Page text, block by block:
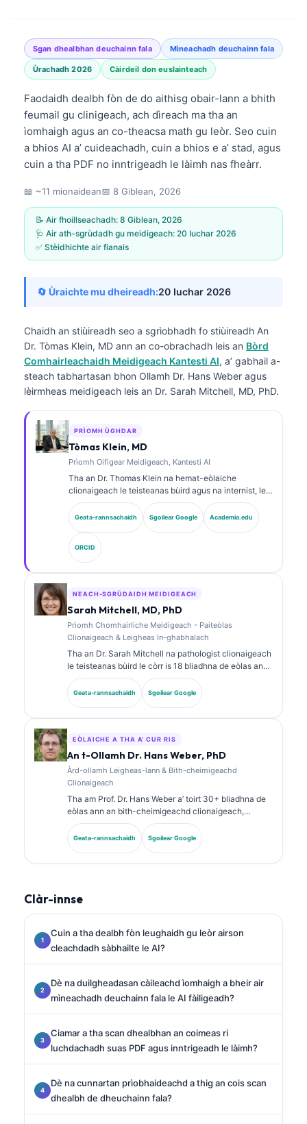
Sgan dhealbhan deuchainn fala Mìneachadh deuchainn fala
Ùrachadh 2026 Càirdeil don euslainteach
Faodaidh dealbh fòn de do aithisg obair-lann a bhith
feumail gu clinigeach, ach dìreach ma tha an
ìomhaigh agus an co-theacsa math gu leòr. Seo cuin
a bhios AI a’ cuideachadh, cuin a bhios e a’ stad, agus
cuin a tha PDF no inntrigeadh le làimh nas fheàrr.
📖 ~11 mionaidean📅 8 Giblean, 2026
📝 Air fhoillseachadh: 8 Giblean, 2026
🩺 Air ath-sgrùdadh gu meidigeach: 20 Iuchar 2026
✅ Stèidhichte air fianais
🔄 Ùraichte mu dheireadh:20 Iuchar 2026
Chaidh an stiùireadh seo a sgrìobhadh fo stiùireadh An
Dr. Tòmas Klein, MD ann an co-obrachadh leis an Bòrd
Comhairleachaidh Meidigeach Kantesti AI, a’ gabhail a-
steach tabhartasan bhon Ollamh Dr. Hans Weber agus
lèirmheas meidigeach leis an Dr. Sarah Mitchell, MD, PhD.
PRÌOMH ÙGHDAR
Tòmas Klein, MD
Prìomh Oifigear Meidigeach, Kantesti AI
Tha an Dr. Thomas Klein na hemat-eòlaiche
clionaigeach le teisteanas bùird agus na internist, le
còrr is 15 bliadhna de eòlas ann an leigheas-lann
agus mion-sgrùdadh clionaigeach le taic bho AI. Mar
Àrd Oifigear Meidigeach aig Kantesti AI, tha e a’ toirt
seachad stiùireadh clionaigeach air cruinneas
meidigeach an lìonra neural prìobhaideach. Tha an
Dr. Klein air foillseachadh gu farsaing air mìneachadh
bith-chomharraidhean agus breithneachadh obair-
lann air cuspairean ann an leigheas-lann.
Geata-rannsachaidh Sgoilear Google Academia.edu
ORCID
NEACH-SGRÙDAIDH MEIDIGEACH
Sarah Mitchell, MD, PhD
Prìomh Chomhairliche Meidigeach - Paiteòlas
Clionaigeach & Leigheas In-ghabhalach
Tha an Dr. Sarah Mitchell na pathologist clionaigeach
le teisteanas bùird le còrr is 18 bliadhna de eòlas ann
an leigheas-lann agus mion-sgrùdadh
breithneachaidh. Tha teisteanasan sònraichte aice
ann an ceimigeachd clionaigeach agus tha i air
clionaigeach.
Geata-rannsachaidh Sgoilear Google
EÒLAICHE A THA A’ CUR RIS
An t-Ollamh Dr. Hans Weber, PhD
Àrd-ollamh Leigheas-lann & Bith-cheimigeachd
Clionaigeach
Tha am Prof. Dr. Hans Weber a’ toirt 30+ bliadhna de
eòlas ann an bith-cheimigeachd clionaigeach,
leigheas-lann, agus rannsachadh biomarkers. B’ e
seann Cheann-suidhe Comann Ceimigeachd
Clionaigeach na Gearmailt a bh’ ann, agus tha e gu
Geata-rannsachaidh Sgoilear Google
Clàr-innse
Cuin a tha dealbh fòn leughaidh gu leòr airson
cleachdadh sàbhailte le AI?
Dè na duilgheadasan càileachd ìomhaigh a bheir air
mìneachadh deuchainn fala le AI fàiligeadh?
Ciamar a tha scan dhealbhan an coimeas ri
luchdachadh suas PDF agus inntrigeadh le làimh?
Dè na cunnartan prìobhaideachd a thig an cois scan
dhealbh de dheuchainn fala?